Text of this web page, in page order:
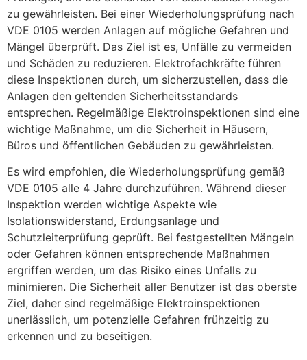
zu gewährleisten. Bei einer Wiederholungsprüfung nach
VDE 0105 werden Anlagen auf mögliche Gefahren und
Mängel überprüft. Das Ziel ist es, Unfälle zu vermeiden
und Schäden zu reduzieren. Elektrofachkräfte führen
diese Inspektionen durch, um sicherzustellen, dass die
Anlagen den geltenden Sicherheitsstandards
entsprechen. Regelmäßige Elektroinspektionen sind eine
wichtige Maßnahme, um die Sicherheit in Häusern,
Büros und öffentlichen Gebäuden zu gewährleisten.
Es wird empfohlen, die Wiederholungsprüfung gemäß
VDE 0105 alle 4 Jahre durchzuführen. Während dieser
Inspektion werden wichtige Aspekte wie
Isolationswiderstand, Erdungsanlage und
Schutzleiterprüfung geprüft. Bei festgestellten Mängeln
oder Gefahren können entsprechende Maßnahmen
ergriffen werden, um das Risiko eines Unfalls zu
minimieren. Die Sicherheit aller Benutzer ist das oberste
Ziel, daher sind regelmäßige Elektroinspektionen
unerlässlich, um potenzielle Gefahren frühzeitig zu
erkennen und zu beseitigen.